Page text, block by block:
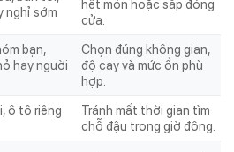
nghỉ sớm
hết món hoặc sắp đóng
cửa.
bạn,
hay người
Chọn đúng không gian,
độ cay và mức ồn phù
hợp.
ô tô riêng
Tránh mất thời gian tìm
chỗ đậu trong giờ đông.